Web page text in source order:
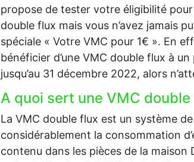
propose de tester votre éligibilité pour
double flux mais vous n’avez jamais
spéciale « Votre VMC pour 1€ ». En
bénéficier d’une VMC double flux à
jusqu’au 31 décembre 2022, alors
A quoi sert une VMC double
La VMC double flux est un système
considérablement la consommation
contenu dans les pièces de la maison